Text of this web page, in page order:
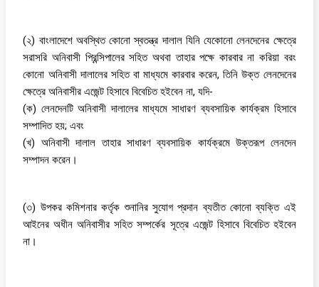
(২) বাংলাদেশে অবস্থিত কোনো স্বতন্ত্র দালাল যিনি যেকোনো লেনদেনের ক্ষেত্রে
সরাসরি অনিবাসী প্রিন্সিপালের সহিত অথবা তাহার পক্ষে কারবার না করিয়া বরং
কোনো অনিবাসী দালালের সহিত বা মাধ্যমে কারবার করেন, তিনি উক্ত লেনদেনের
ক্ষেত্রে অনিবাসীর এজেন্ট হিসাবে বিবেচিত হইবেন না, যদি-
(ক) লেনদেনটি অনিবাসী দালালের মাধ্যমে সাধারণ ব্যবসায়িক কার্যক্রম হিসাবে
সম্পাদিত হয়; এবং
(খ) অনিবাসী দালাল তাহার সাধারণ ব্যবসায়িক কার্যক্রমে উক্তরূপ লেনদেন
সম্পাদন করেন।
(৩) উপকর কমিশনার কর্তৃক শুনানির সুযোগ প্রদান ব্যতীত কোনো ব্যক্তি এই
আইনের অধীন অনিবাসীর সহিত সম্পর্কের সূত্রে এজেন্ট হিসাবে বিবেচিত হইবেন
না।